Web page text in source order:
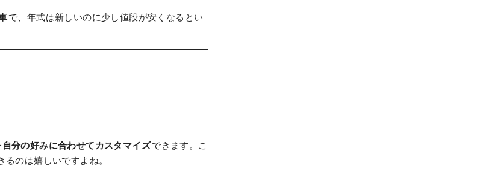
で、年式は新しいのに少し値段が安くなるとい
分の好みに合わせてカスタマイズできます。こ
のは嬉しいですよね。